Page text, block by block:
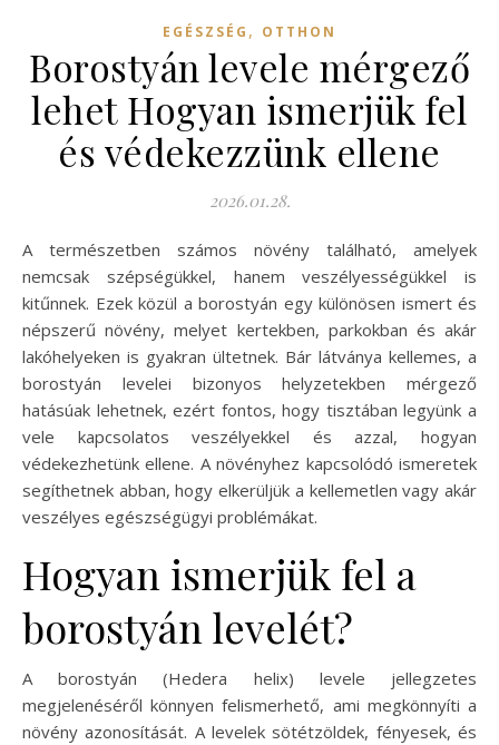
EGÉSZSÉG , OTTHON
Borostyán levele mérgező
lehet Hogyan ismerjük fel
és védekezzünk ellene
2026.01.28.
A természetben számos növény található, amelyek
nemcsak szépségükkel, hanem veszélyességükkel is
kitűnnek. Ezek közül a borostyán egy különösen ismert és
népszerű növény, melyet kertekben, parkokban és akár
lakóhelyeken is gyakran ültetnek. Bár látványa kellemes, a
borostyán levelei bizonyos helyzetekben mérgező
hatásúak lehetnek, ezért fontos, hogy tisztában legyünk a
vele kapcsolatos veszélyekkel és azzal, hogyan
védekezhetünk ellene. A növényhez kapcsolódó ismeretek
segíthetnek abban, hogy elkerüljük a kellemetlen vagy akár
veszélyes egészségügyi problémákat.
Hogyan ismerjük fel a
borostyán levelét?
A borostyán (Hedera helix) levele jellegzetes
megjelenéséről könnyen felismerhető, ami megkönnyíti a
növény azonosítását. A levelek sötétzöldek, fényesek, és